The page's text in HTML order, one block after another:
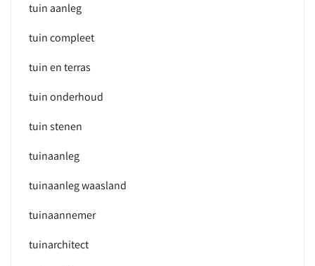
tuin aanleg
tuin compleet
tuin en terras
tuin onderhoud
tuin stenen
tuinaanleg
tuinaanleg waasland
tuinaannemer
tuinarchitect